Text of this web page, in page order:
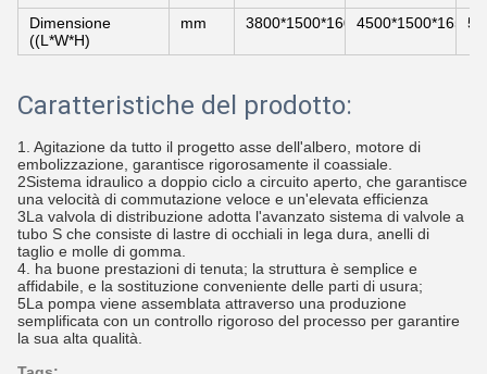
Dimensione
((L*W*H)
mm 3800*1500*16004500*1500*1650
Caratteristiche del prodotto:
1. Agitazione da tutto il progetto asse dell'albero, motore di
embolizzazione, garantisce rigorosamente il coassiale.
2Sistema idraulico a doppio ciclo a circuito aperto, che garantisce
una velocità di commutazione veloce e un'elevata efficienza
3La valvola di distribuzione adotta l'avanzato sistema di valvole a
tubo S che consiste di lastre di occhiali in lega dura, anelli di
taglio e molle di gomma.
4. ha buone prestazioni di tenuta; la struttura è semplice e
affidabile, e la sostituzione conveniente delle parti di usura;
5La pompa viene assemblata attraverso una produzione
semplificata con un controllo rigoroso del processo per garantire
la sua alta qualità.